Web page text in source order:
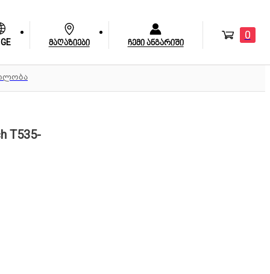
GE მაღაზიები ჩემი ანგარიში
0
T535-